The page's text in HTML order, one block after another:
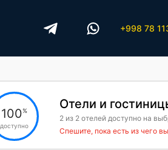
+998 78
100%
доступно
Отели и
2 из 2 отелей доступно на
Спешите, пока есть из чего